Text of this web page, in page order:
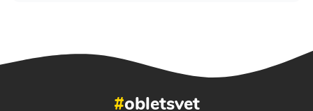
#obletsvet